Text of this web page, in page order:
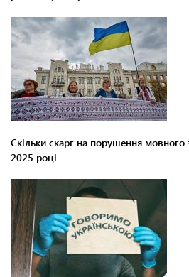
Скільки скарг на порушення мовного
2025 році